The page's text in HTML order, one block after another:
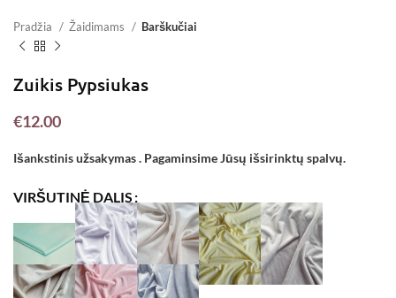
Pradžia Žaidimams Barškučiai
Zuikis Pypsiukas
€12.00
Išankstinis užsakymas . Pagaminsime Jūsų išsirinktų spalvų.
VIRŠUTINĖ DALIS